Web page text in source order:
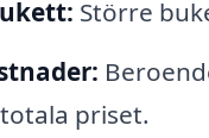
Större
priset.